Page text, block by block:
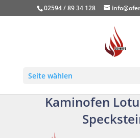
02594 / 89 34 128
Seite wählen
Kaminofen